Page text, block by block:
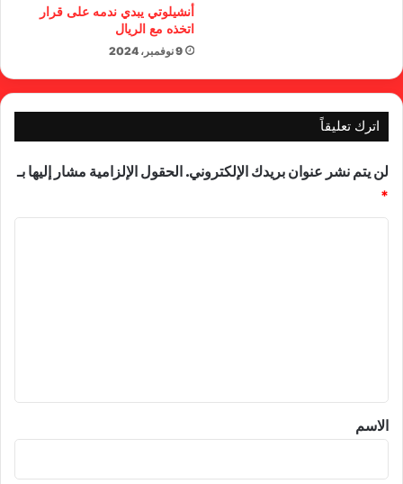
أنشيلوتي يبدي ندمه على قرار
اتخذه مع الريال
9 نوفمبر، 2024
اترك تعليقاً
لن يتم نشر عنوان بريدك الإلكتروني. الحقول الإلزامية مشار إليها بـ
*
*
الاسم